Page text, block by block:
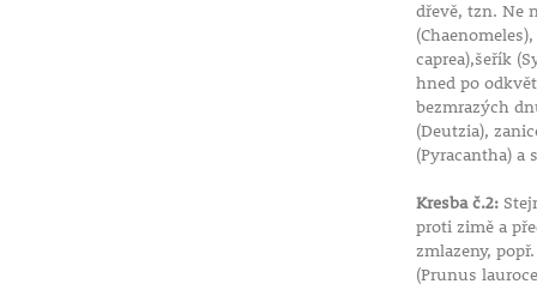
je rostlinu i s nádobou, která má dostatečně velký
zahloubit do volné půdy nebo ji přenést do chladné
teplotou okolo 0°C. Teplota by ale neměla být
rostlina začala předčasně rašit, je třeba dodržet
dřevě, tzn. Ne
caprea),šeřík
hned po
bezmrazých
(Deutzia),
(Pyracantha) a
Kresba č.2:
proti zimě a
zmlazeny,
(Prunus